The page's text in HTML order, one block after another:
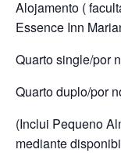
Alojamento (
Essence Inn
Quarto single/por
Quarto duplo/por
(Inclui Pequeno
mediante